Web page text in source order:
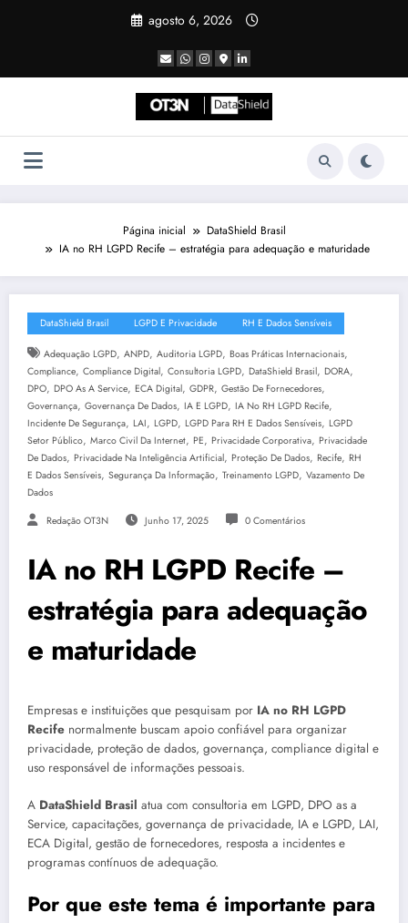
agosto 6, 2026
Página inicial
DataShield Brasil
IA no RH LGPD Recife – estratégia para adequação e maturidade
DataShield Brasil LGPD E Privacidade RH E Dados Sensíveis
Adequação LGPD, ANPD, Auditoria LGPD, Boas Práticas Internacionais,
Compliance, Compliance Digital, Consultoria LGPD, DataShield Brasil, DORA,
DPO, DPO As A Service, ECA Digital, GDPR, Gestão De Fornecedores,
Governança, Governança De Dados, IA E LGPD, IA No RH LGPD Recife,
Incidente De Segurança, LAI, LGPD, LGPD Para RH E Dados Sensíveis, LGPD
Setor Público, Marco Civil Da Internet, PE, Privacidade Corporativa, Privacidade
De Dados, Privacidade Na Inteligência Artificial, Proteção De Dados, Recife, RH
E Dados Sensíveis, Segurança Da Informação, Treinamento LGPD, Vazamento De
Dados
Redação OT3N Junho 17, 2025 0 Comentários
IA no RH LGPD Recife –
estratégia para adequação
e maturidade
Empresas e instituições que pesquisam por IA no RH LGPD
Recife normalmente buscam apoio confiável para organizar
privacidade, proteção de dados, governança, compliance digital e
uso responsável de informações pessoais.
A DataShield Brasil atua com consultoria em LGPD, DPO as a
Service, capacitações, governança de privacidade, IA e LGPD, LAI,
ECA Digital, gestão de fornecedores, resposta a incidentes e
programas contínuos de adequação.
Por que este tema é importante para